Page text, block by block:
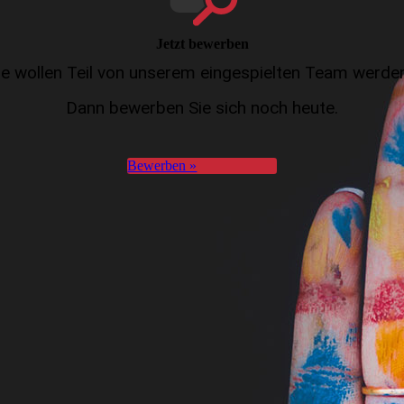
Jetzt bewerben
wollen Teil von unserem eingespielten Team
Dann bewerben Sie sich noch heute.
Bewerben »